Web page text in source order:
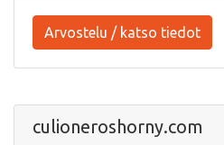
Arvostelu / katso tiedot
culioneroshorny.com